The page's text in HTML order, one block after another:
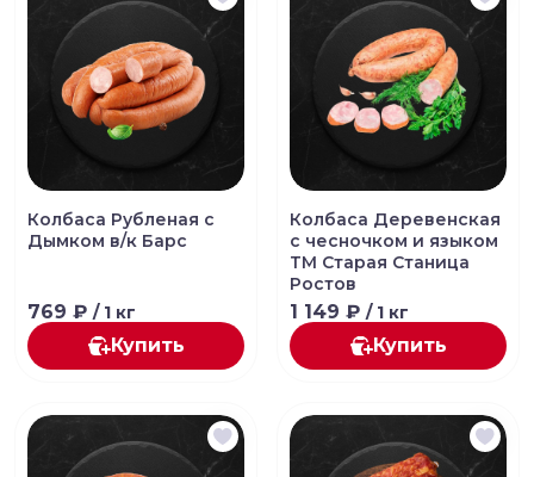
Колбаса Рубленая с
Дымком в/к Барс
769 ₽ / 1 кг
Купить
Колбаса Деревенская
с чесночком и языком
ТМ Старая Станица
Ростов
1 149 ₽ / 1 кг
Купить